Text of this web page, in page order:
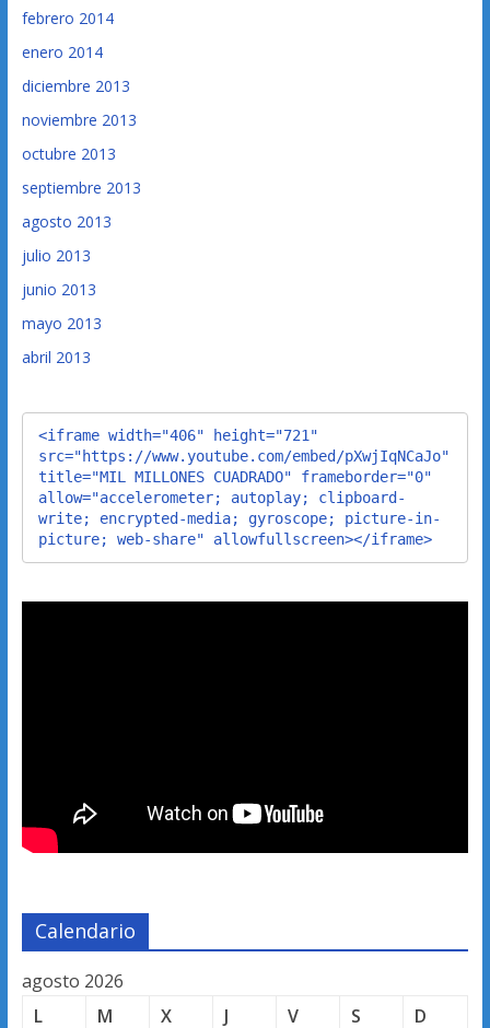
febrero 2014
enero 2014
diciembre 2013
noviembre 2013
octubre 2013
septiembre 2013
agosto 2013
julio 2013
junio 2013
mayo 2013
abril 2013
<iframe width="406" height="721"
src="https://www.youtube.com/embed/pXwjIqNCaJo"
title="MIL MILLONES CUADRADO" frameborder="0"
allow="accelerometer; autoplay; clipboard-
write; encrypted-media; gyroscope; picture-in-
picture; web-share" allowfullscreen></iframe>
Calendario
agosto 2026
L
M X J V S D